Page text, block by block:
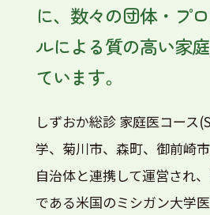
に、数々の団体・プ
ルによる質の高い家
ています。
しずおか総診 家庭医コース
学、菊川市、森町、御前崎
自治体と連携して運営され
である米国のミシガン大学